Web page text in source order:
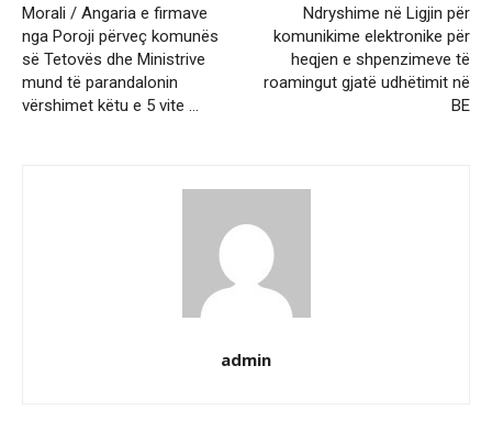
Morali / Angaria e firmave
nga Poroji përveç komunës
së Tetovës dhe Ministrive
mund të parandalonin
vërshimet këtu e 5 vite …
Ndryshime në Ligjin për
komunikime elektronike për
heqjen e shpenzimeve të
roamingut gjatë udhëtimit në
BE
admin